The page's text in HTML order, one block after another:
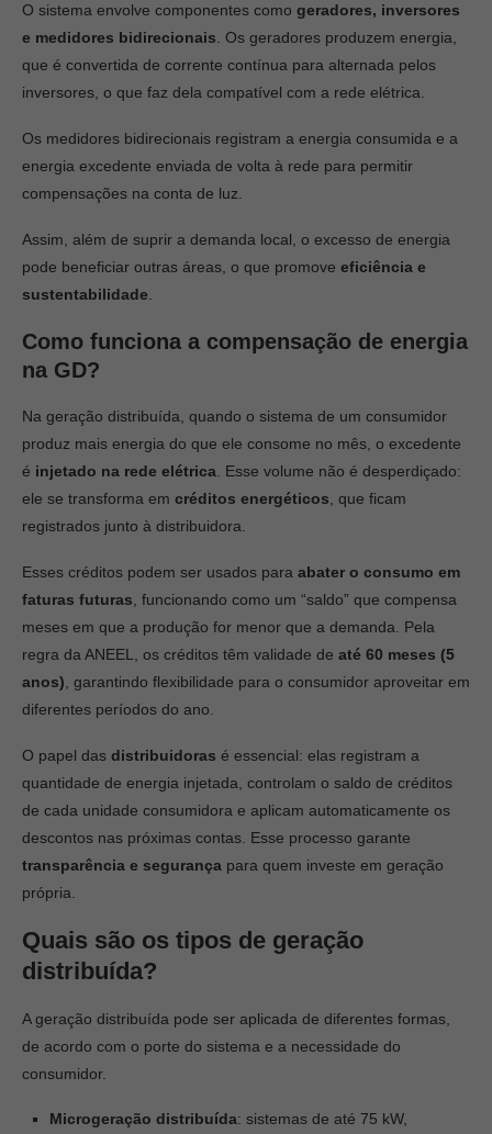
O sistema envolve componentes como geradores, inversores
e medidores bidirecionais . Os geradores produzem energia,
que é convertida de corrente contínua para alternada pelos
inversores, o que faz dela compatível com a rede elétrica.
Os medidores bidirecionais registram a energia consumida e a
energia excedente enviada de volta à rede para permitir
compensações na conta de luz.
Assim, além de suprir a demanda local, o excesso de energia
pode beneficiar outras áreas, o que promove eficiência e
sustentabilidade
Como funciona a compensação de energia
na GD?
Na geração distribuída, quando o sistema de um consumidor
produz mais energia do que ele consome no mês, o excedente
é injetado na rede elétrica . Esse volume não é desperdiçado:
ele se transforma em créditos energéticos , que ficam
registrados junto à distribuidora.
Esses créditos podem ser usados para abater o consumo em
faturas futuras , funcionando como um “saldo” que compensa
meses em que a produção for menor que a demanda. Pela
regra da ANEEL, os créditos têm validade de até 60 meses (5
anos) , garantindo flexibilidade para o consumidor aproveitar em
diferentes períodos do ano.
O papel das distribuidoras é essencial: elas registram a
quantidade de energia injetada, controlam o saldo de créditos
de cada unidade consumidora e aplicam automaticamente os
descontos nas próximas contas. Esse processo garante
transparência e segurança para quem investe em geração
própria.
Quais são os tipos de geração
distribuída?
A geração distribuída pode ser aplicada de diferentes formas,
de acordo com o porte do sistema e a necessidade do
consumidor.
Microgeração distribuída: sistemas de até 75 kW,